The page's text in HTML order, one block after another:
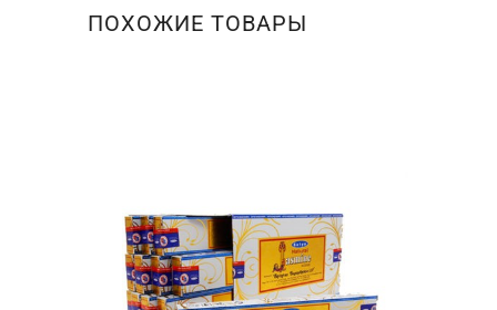
ПОХОЖИЕ ТОВАРЫ